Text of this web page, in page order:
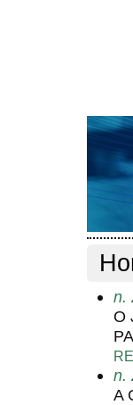
CAPA
Capa>
n.
O
n.
A